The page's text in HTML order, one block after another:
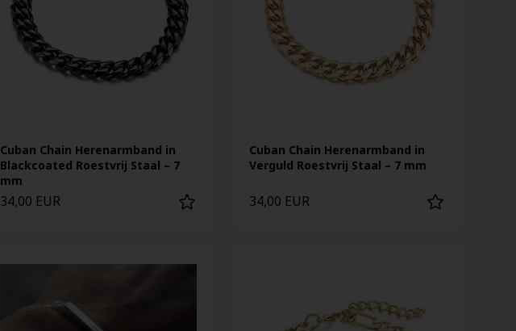
Cuban Chain Herenarmband in
Blackcoated Roestvrij Staal – 7
mm
34,00 EUR
Cuban Chain Herenarmband in
Verguld Roestvrij Staal – 7 mm
34,00 EUR